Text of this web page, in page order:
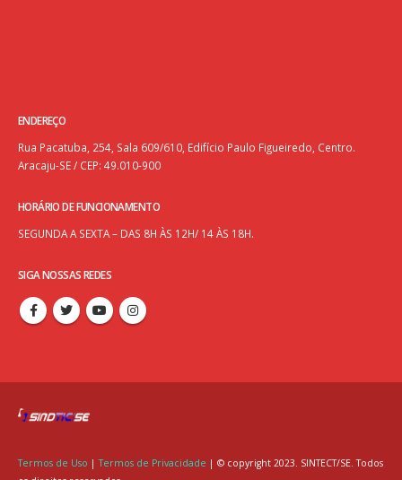
ENDEREÇO
Rua Pacatuba, 254, Sala 609/610, Edifício Paulo Figueiredo, Centro.
Aracaju-SE / CEP: 49.010-900
HORÁRIO DE FUNCIONAMENTO
SEGUNDA A SEXTA – DAS 8H ÀS 12H/ 14 ÀS 18H.
SIGA NOSSAS REDES
Termos de Uso |Termos de Privacidade | © copyright 2023. SINTECT/SE. Todos